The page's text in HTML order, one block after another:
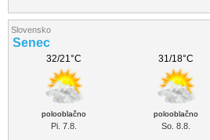
Slovensko
Senec
32/21°C 31/18°C
polooblačno polooblačno
Pi. 7.8. So. 8.8.